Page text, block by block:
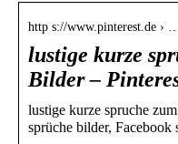
http s://www.pinterest.de ›
lustige kurze
Bilder –
lustige kurze spruche
sprüche bilder, Facebook